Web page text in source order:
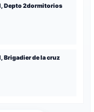
Depto 2dormitorios
Brigadier de la cruz